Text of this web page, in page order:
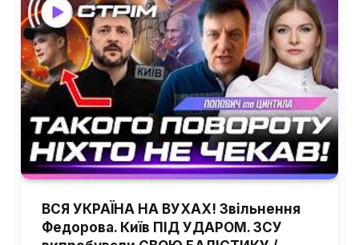
ВСЯ УКРАЇНА НА ВУХАХ! Звільнення
Федорова. Київ ПІД УДАРОМ. ЗСУ